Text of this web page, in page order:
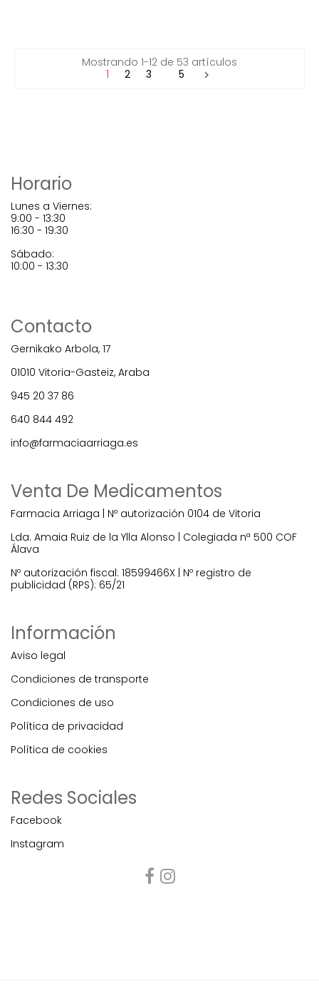
Mostrando 1-12 de 53 artículos
1
2 3 5 
Horario
Lunes a Viernes:
9:00 - 13:30
16:30 - 19:30
Sábado:
10:00 - 13:30
Contacto
Gernikako Arbola, 17
01010 Vitoria-Gasteiz, Araba
945 20 37 86
640 844 492
info@farmaciaarriaga.es
Venta De Medicamentos
Farmacia Arriaga | Nº autorización 0104 de Vitoria
Lda. Amaia Ruiz de la Ylla Alonso | Colegiada nª 500 COF
Álava
Nº autorización fiscal: 18599466X | Nº registro de
publicidad (RPS): 65/21
Información
Aviso legal
Condiciones de transporte
Condiciones de uso
Política de privacidad
Política de cookies
Redes Sociales
Facebook
Instagram